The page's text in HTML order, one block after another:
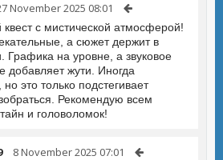
November 2025 08:01
с мистической атмосферой!
а сюжет держит в
Графика на уровне, а звуковое
добавляет жути. Иногда
это только подстегивает
Рекомендую всем
и головоломок!
8 November 2025 07:01